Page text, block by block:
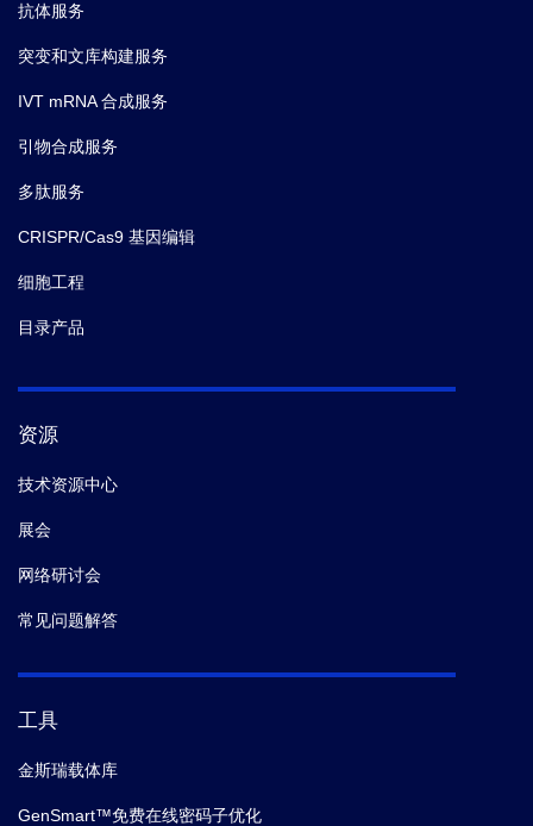
抗体服务
突变和文库构建服务
IVT mRNA 合成服务
引物合成服务
多肽服务
CRISPR/Cas9 基因编辑
细胞工程
目录产品
资源
技术资源中心
展会
网络研讨会
常见问题解答
工具
金斯瑞载体库
GenSmart™免费在线密码子优化